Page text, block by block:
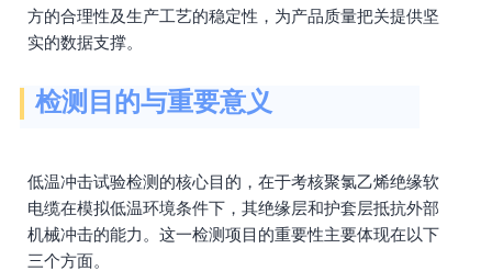
方的合理性及生产工艺的稳定性，为产品质量把关提供坚
实的数据支撑。
检测目的与重要意义
低温冲击试验检测的核心目的，在于考核聚氯乙烯绝缘软
电缆在模拟低温环境条件下，其绝缘层和护套层抵抗外部
机械冲击的能力。这一检测项目的重要性主要体现在以下
三个方面。